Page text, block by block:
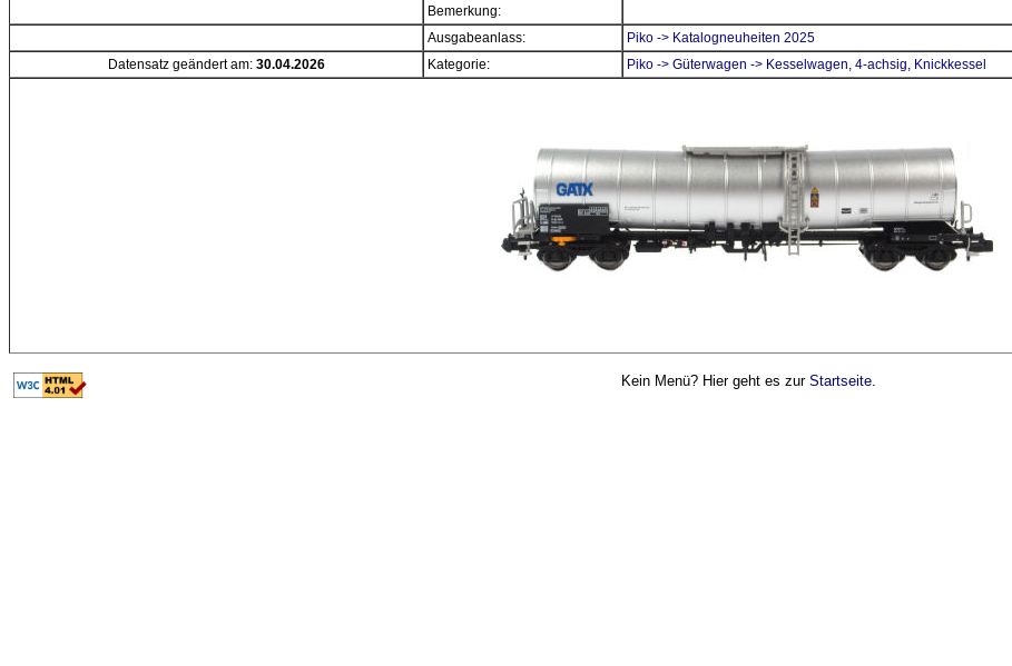
Bemerkung:
Ausgabeanlass:
Piko -> Katalogneuheiten 2025
Datensatz geändert am: 30.04.2026 Kategorie: Piko -> Güterwagen -> Kesselwagen, 4-achsig, Knickkessel
Kein Menü? Hier geht es zur Startseite.